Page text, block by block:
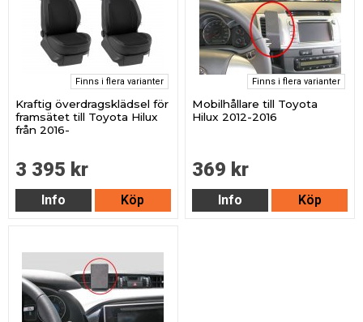
Finns i flera varianter
Kraftig överdragsklädsel för
framsätet till Toyota Hilux
från 2016-
3 395 kr
Info Köp
Finns i flera varianter
Mobilhållare till Toyota
Hilux 2012-2016
369 kr
Info Köp